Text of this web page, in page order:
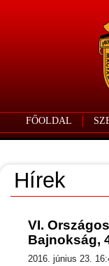
FŐOLDAL
Hírek
VI.
Bajnokság,
2016. június 23.